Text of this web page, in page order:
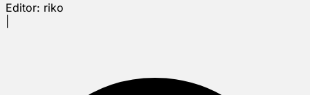
Editor: riko